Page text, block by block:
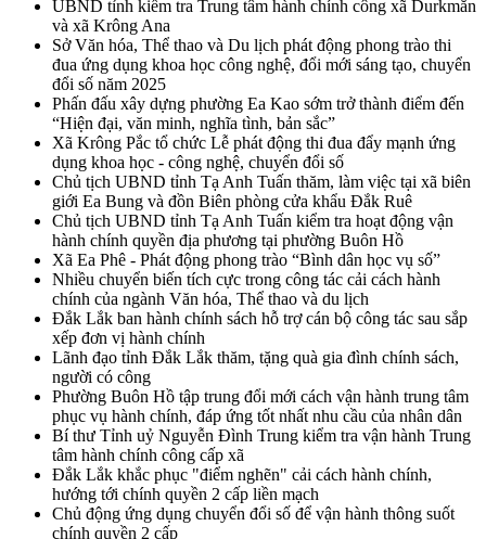
UBND tỉnh kiểm tra Trung tâm hành chính công xã Durkmăn
và xã Krông Ana
Sở Văn hóa, Thể thao và Du lịch phát động phong trào thi
đua ứng dụng khoa học công nghệ, đổi mới sáng tạo, chuyển
đổi số năm 2025
Phấn đấu xây dựng phường Ea Kao sớm trở thành điểm đến
“Hiện đại, văn minh, nghĩa tình, bản sắc”
Xã Krông Pắc tổ chức Lễ phát động thi đua đẩy mạnh ứng
dụng khoa học - công nghệ, chuyển đổi số
Chủ tịch UBND tỉnh Tạ Anh Tuấn thăm, làm việc tại xã biên
giới Ea Bung và đồn Biên phòng cửa khẩu Đắk Ruê
Chủ tịch UBND tỉnh Tạ Anh Tuấn kiểm tra hoạt động vận
hành chính quyền địa phương tại phường Buôn Hồ
Xã Ea Phê - Phát động phong trào “Bình dân học vụ số”
Nhiều chuyển biến tích cực trong công tác cải cách hành
chính của ngành Văn hóa, Thể thao và du lịch
Đắk Lắk ban hành chính sách hỗ trợ cán bộ công tác sau sắp
xếp đơn vị hành chính
Lãnh đạo tỉnh Đắk Lắk thăm, tặng quà gia đình chính sách,
người có công
Phường Buôn Hồ tập trung đổi mới cách vận hành trung tâm
phục vụ hành chính, đáp ứng tốt nhất nhu cầu của nhân dân
Bí thư Tỉnh uỷ Nguyễn Đình Trung kiểm tra vận hành Trung
tâm hành chính công cấp xã
Đắk Lắk khắc phục "điểm nghẽn" cải cách hành chính,
hướng tới chính quyền 2 cấp liền mạch
Chủ động ứng dụng chuyển đổi số để vận hành thông suốt
chính quyền 2 cấp